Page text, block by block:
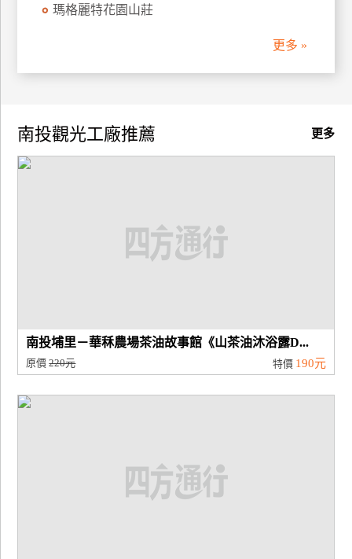
旅
計
瑪格麗特花園山莊
更多 »
更多
南投觀光工廠推薦
南投埔里－華秝農場茶油故事館《山茶油沐浴露D...
原價220元 特價 190元